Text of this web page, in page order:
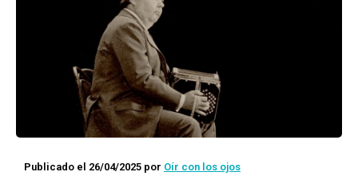
Publicado el 26/04/2025 por Oír con los ojos